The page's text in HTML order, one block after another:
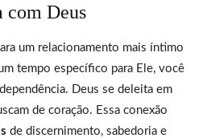
com Deus
um relacionamento mais íntimo
tempo específico para Ele, você
Deus se deleita em
de coração. Essa conexão
de discernimento, sabedoria e